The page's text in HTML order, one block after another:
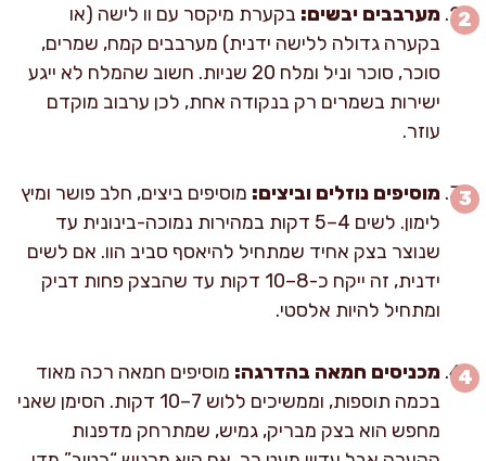
מערבבים יבשים: בקערת מיקסר עם וו לישה (או
בקערה גדולה ללישה ידנית) מערבבים קמח, שמרים,
סוכר, סוכר וניל ומלח 20 שניות. חשוב שהמלח לא ייגע
ישירות בשמרים רק בנקודה אחת, לכן ערבוב מוקדם
עוזר.
מוסיפים נוזלים וביצים: מוסיפים ביצים, חלב פושר ומיץ
לימון. לשים 4–5 דקות במהירות נמוכה-בינונית עד
שנוצר בצק אחיד שמתחיל להיאסף סביב הוו. אם לשים
ידנית, זה ייקח כ-8–10 דקות עד שהבצק פחות דביק
ומתחיל להיות אלסטי.
מכניסים חמאה בהדרגה: מוסיפים חמאה רכה מאוד
בכמה תוספות, וממשיכים ללוש 7–10 דקות. הסימן שאני
מחפש הוא בצק מבריק, גמיש, שמתרחק מדפנות